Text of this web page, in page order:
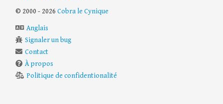
© 2000 - 2026 Cobra le Cynique
Anglais
Signaler un bug
Contact
À propos
Politique de confidentionalité